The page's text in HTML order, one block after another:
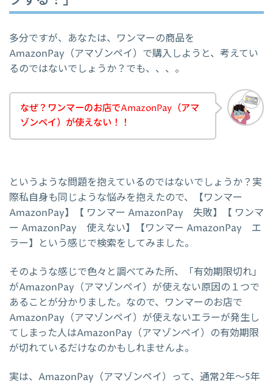
多分ですが、あなたは、ワンマーの商品を
AmazonPay（アマゾンペイ）で購入しようと、考えてい
るのではないでしょうか？でも、、、。
なぜ？ワンマーのお店でAmazonPay（アマ
ゾンペイ）が使えない！！
というような問題を抱えているのではないでしょうか？実
際私自身も同じような悩みを抱えたので、【ワンマー
AmazonPay】【 ワンマー AmazonPay 失敗】【 ワンマ
ー AmazonPay 使えない】【ワンマー AmazonPay エ
ラー】という感じで検索をしてみました。
そのような感じで色々と調べてみた所、「有効期限切れ」
がAmazonPay（アマゾンペイ）が使えない原因の１つで
あることが分かりました。なので、ワンマーのお店で
AmazonPay（アマゾンペイ）が使えないエラーが発生し
てしまった人はAmazonPay（アマゾンペイ）の有効期限
が切れているだけなのかもしれませんよ。
実は、AmazonPay（アマゾンペイ）って、通常2年～5年